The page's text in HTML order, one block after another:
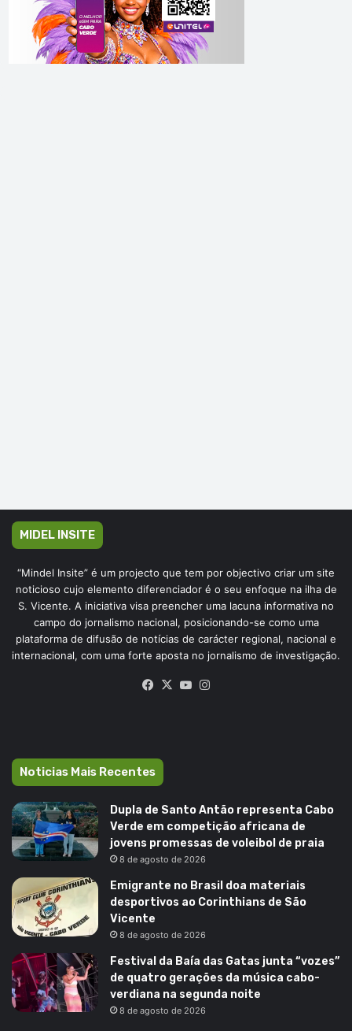
MIDEL INSITE
“Mindel Insite” é um projecto que tem por objectivo criar um site
noticioso cujo elemento diferenciador é o seu enfoque na ilha de
S. Vicente. A iniciativa visa preencher uma lacuna informativa no
campo do jornalismo nacional, posicionando-se como uma
plataforma de difusão de notícias de carácter regional, nacional e
internacional, com uma forte aposta no jornalismo de investigação.
Facebook
X YouTube
Noticias Mais Recentes
Dupla de Santo Antão representa Cabo
Verde em competição africana de
jovens promessas de voleibol de praia
8 de agosto de 2026
Emigrante no Brasil doa materiais
desportivos ao Corinthians de São
Vicente
8 de agosto de 2026
Festival da Baía das Gatas junta “vozes”
de quatro gerações da música cabo-
verdiana na segunda noite
8 de agosto de 2026